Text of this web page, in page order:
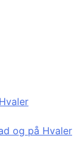
og på Hvaler